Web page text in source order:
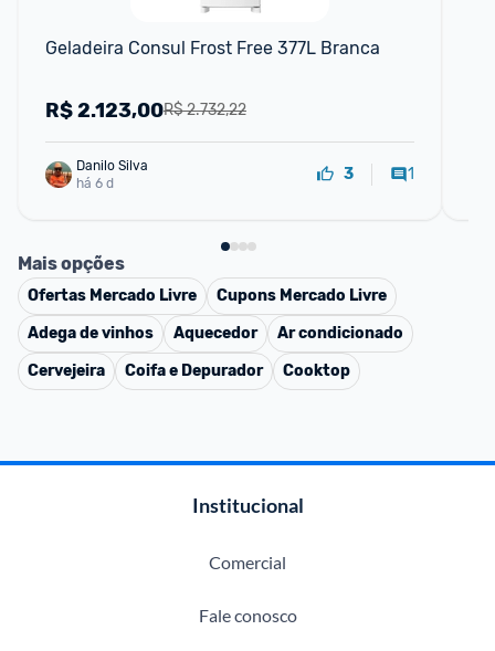
Geladeira Consul Frost Free 377L Branca
R$ 2.732,22
R$2.123,00
Danilo Silva
há 6 d
3 1
Mais opções
Ofertas Mercado Livre Cupons Mercado Livre
Adega de vinhos
Aquecedor
Ar condicionado
Cervejeira
Coifa e Depurador Cooktop
Institucional
Comercial
Fale conosco